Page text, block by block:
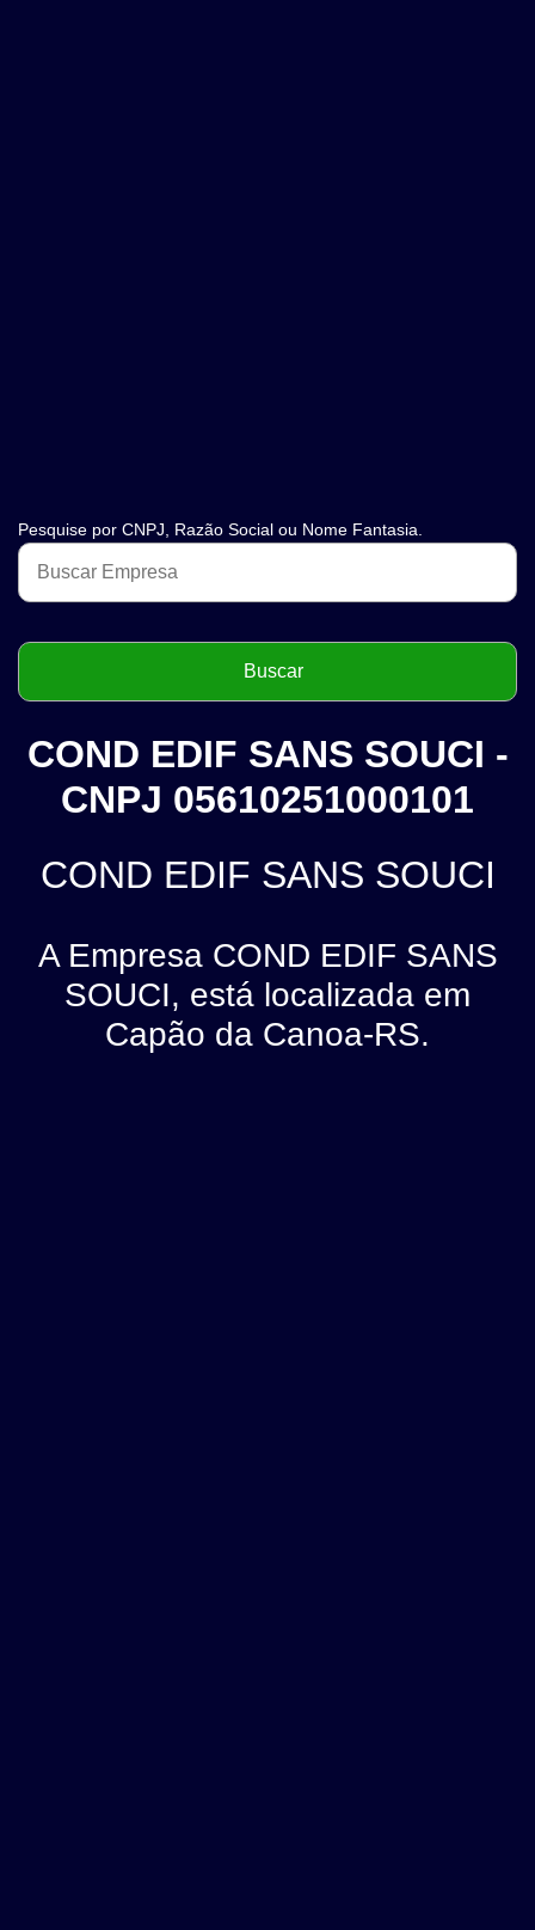
Pesquise por CNPJ, Razão Social ou Nome Fantasia.
COND EDIF SANS SOUCI -
CNPJ 05610251000101
COND EDIF SANS SOUCI
A Empresa COND EDIF SANS
SOUCI, está localizada em
Capão da Canoa-RS.